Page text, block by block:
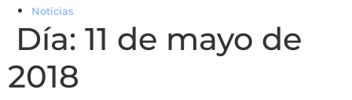
Noticias
Día: 11 de mayo de
2018